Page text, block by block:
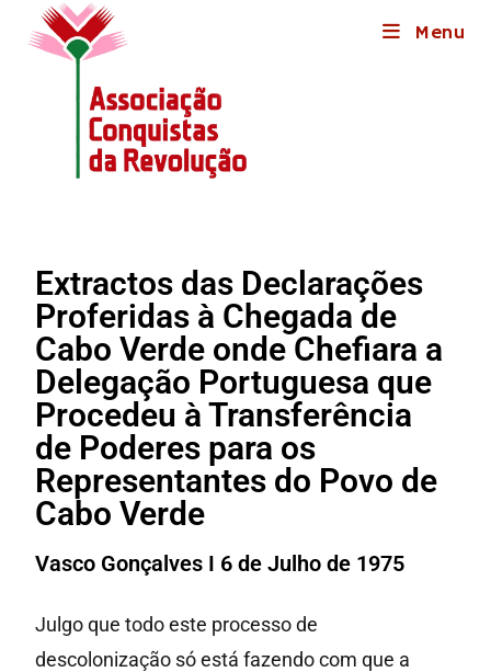
Menu
Extractos das Declarações
Proferidas à Chegada de
Cabo Verde onde Chefiara a
Delegação Portuguesa que
Procedeu à Transferência
de Poderes para os
Representantes do Povo de
Cabo Verde
Vasco Gonçalves I 6 de Julho de 1975
Julgo que todo este processo de
descolonização só está fazendo com que a